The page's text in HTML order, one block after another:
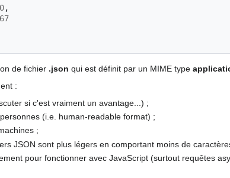
,
de fichier .json qui est définit par un MIME type
:
si c'est vraiment un avantage...) ;
(i.e. human-readable format) ;
;
JSON sont plus légers en comportant moins de
pour fonctionner avec JavaScript (surtout requêtes